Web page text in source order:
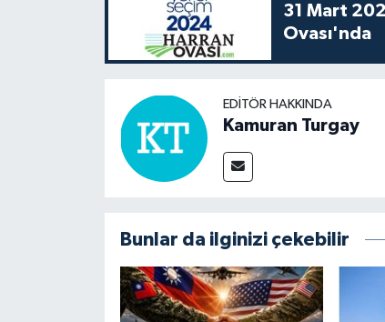
31 Mart
Ovası'nda
EDITÖR HAKKINDA
Kamuran Turgay
Bunlar da ilginizi çekebilir